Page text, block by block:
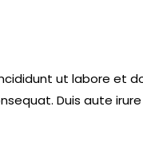
ut labore et
Duis aute